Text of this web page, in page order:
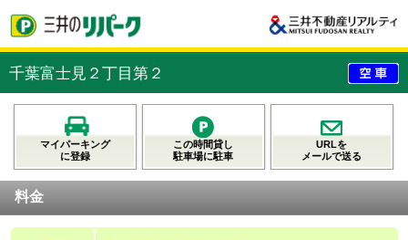
千葉富士見２丁目第２
マイパーキング
に登録
この時間貸し
駐車場に駐車
URLを
メールで送る
料金